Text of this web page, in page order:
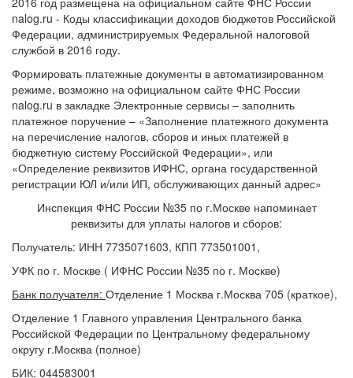
nalog.ru - Коды классификации доходов бюджетов Российской
Федерации, администрируемых Федеральной налоговой
службой в 2016 году.
Формировать платежные документы в автоматизированном
режиме, возможно на официальном сайте ФНС России
nalog.ru в закладке Электронные сервисы – заполнить
платежное поручение – «Заполнение платежного документа
на перечисление налогов, сборов и иных платежей в
бюджетную систему Российской Федерации», или
«Определение реквизитов ИФНС, органа государственной
регистрации ЮЛ и/или ИП, обслуживающих данный адрес»
Инспекция ФНС России №35 по г.Москве напоминает
реквизиты для уплаты налогов и сборов:
Получатель: ИНН 7735071603, КПП 773501001,
УФК по г. Москве ( ИФНС России №35 по г. Москве)
Банк получателя: Отделение 1 Москва г.Москва 705 (краткое),
Отделение 1 Главного управления Центрального банка
Российской Федерации по Центральному федеральному
округу г.Москва (полное)
БИК: 044583001